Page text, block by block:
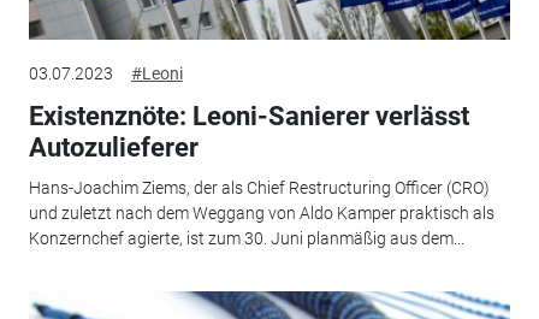
03.07.2023 #Leoni
Existenznöte: Leoni-Sanierer verlässt
Autozulieferer
Hans-Joachim Ziems, der als Chief Restructuring Officer (CRO)
und zuletzt nach dem Weggang von Aldo Kamper praktisch als
Konzernchef agierte, ist zum 30. Juni planmäßig aus dem...